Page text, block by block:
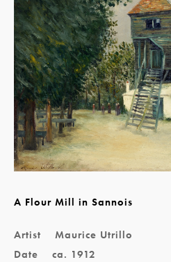
A Flour Mill in Sannois
Artist
Maurice Utrillo
Date
ca. 1912